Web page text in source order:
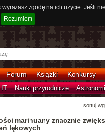
zgodę na ich użycie. Jeśli
Rozumiem
Forum Książki Konkursy
IT Nauki przyrodnicze
sortuj wg:
marihuany znacznie
lękowych